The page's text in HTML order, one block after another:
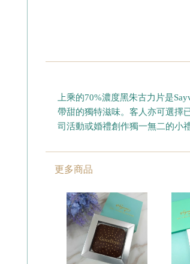
上乘的70%濃度黑朱古力片是
帶甜的獨特滋味。客人亦可選擇
司活動或婚禮創作獨一無二的小
更多商品